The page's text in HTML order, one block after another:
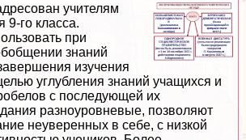
учителям
9-го класса.
при
знаний
изучения
углубления знаний учащихся и
с последующей их
разноуровневые, позволяют
неуверенных в себе, с низкой